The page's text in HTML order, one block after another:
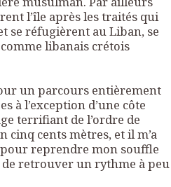
l’île après les traités qui
se réfugièrent au Liban, se
libanais crétois
un parcours entièrement
à l’exception d’une côte
terrifiant de l’ordre de
cinq cents mètres, et il m’a
reprendre mon souffle
retrouver un rythme à peu